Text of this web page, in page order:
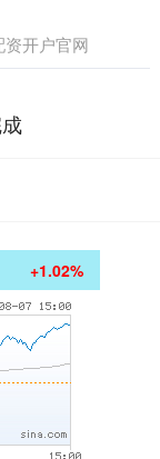
资开户官网
+1.02%